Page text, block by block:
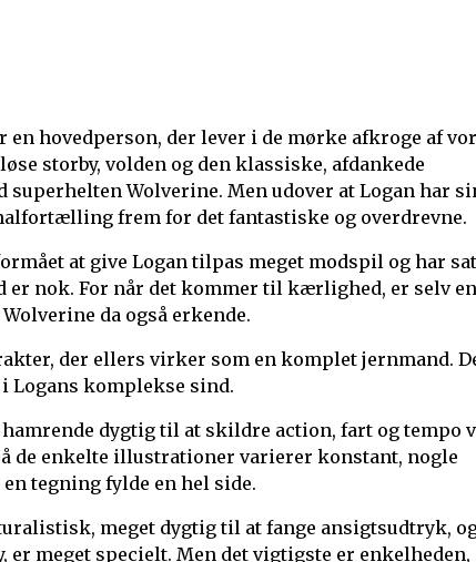
hovedperson, der lever i de mørke afkroge af
storby, volden og den klassiske, afdankede
Wolverine. Men udover at Logan har
frem for det fantastiske og overdrevne.
at give Logan tilpas meget modspil og har sat
nok. For når det kommer til kærlighed, er selv en
da også erkende.
der ellers virker som en komplet jernmand.
Logans komplekse sind.
dygtig til at skildre action, fart og tempo
de enkelte illustrationer varierer konstant, nogle
tegning fylde en hel side.
meget dygtig til at fange ansigtsudtryk,
er meget specielt. Men det vigtigste er enkelheden,